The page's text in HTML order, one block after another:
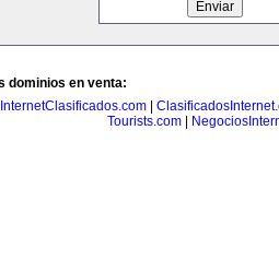
dominios en venta:
InternetClasificados.com
Tourists.com